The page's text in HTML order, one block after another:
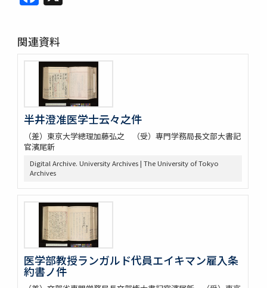
関連資料
半井澄准医学士云々之件
（差）東京大学總理加藤弘之 （受）専門学務局長文部大書記
官濱尾新
Digital Archive. University Archives | The University of Tokyo
Archives
医学部教授ランガルド代員エイキマン雇入条
約書ノ件